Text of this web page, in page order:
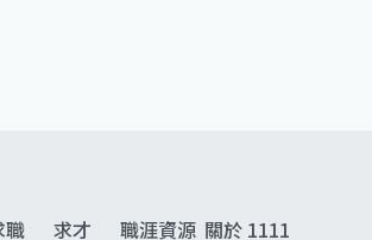
職 求才 職涯資源 關於 1111